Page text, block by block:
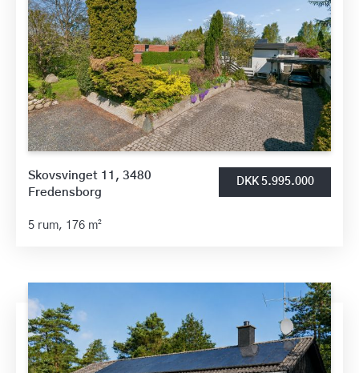
Skovsvinget 11, 3480
Fredensborg
DKK 5.995.000
5 rum, 176 m²